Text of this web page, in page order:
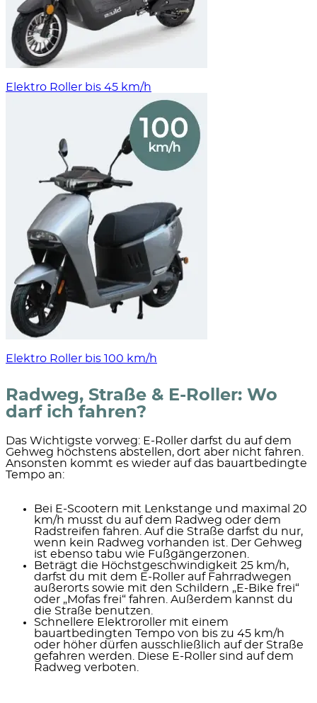
Elektro Roller bis 45 km/h
Elektro Roller bis 100 km/h
Radweg, Straße & E-Roller: Wo
darf ich fahren?
Das Wichtigste vorweg: E-Roller darfst du auf dem
Gehweg höchstens abstellen, dort aber nicht fahren.
Ansonsten kommt es wieder auf das bauartbedingte
Tempo an:
Bei E-Scootern mit Lenkstange und maximal 20
km/h musst du auf dem Radweg oder dem
Radstreifen fahren. Auf die Straße darfst du nur,
wenn kein Radweg vorhanden ist. Der Gehweg
ist ebenso tabu wie Fußgängerzonen.
Beträgt die Höchstgeschwindigkeit 25 km/h,
darfst du mit dem E-Roller auf Fahrradwegen
außerorts sowie mit den Schildern „E-Bike frei“
oder „Mofas frei“ fahren. Außerdem kannst du
die Straße benutzen.
Schnellere Elektroroller mit einem
bauartbedingten Tempo von bis zu 45 km/h
oder höher dürfen ausschließlich auf der Straße
gefahren werden. Diese E-Roller sind auf dem
Radweg verboten.